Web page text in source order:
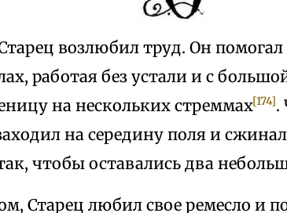
возлюбил труд. Он
работая без устали и с
на нескольких стреммах[174].
на середину поля и
чтобы оставались два
Старец любил свое ремесло и